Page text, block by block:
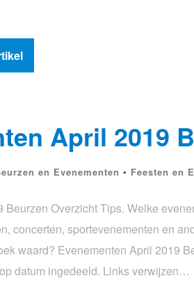
April 2019
en Evenementen • Feesten en
Beurzen Overzicht Tips. Welke
concerten, sportevenementen en
waard? Evenementen April 2019
datum ingedeeld. Links verwijzen…